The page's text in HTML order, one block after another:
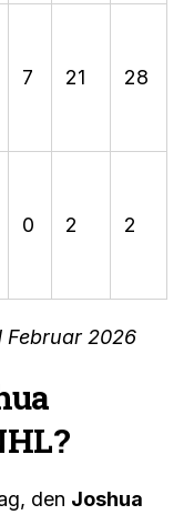
7 21 28
0 2 2
Februar 2026
den Joshua